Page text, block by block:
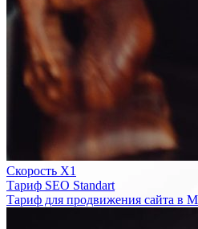
Скорость Х1
Тариф SEO Standart
Тариф для продвижения сайта в